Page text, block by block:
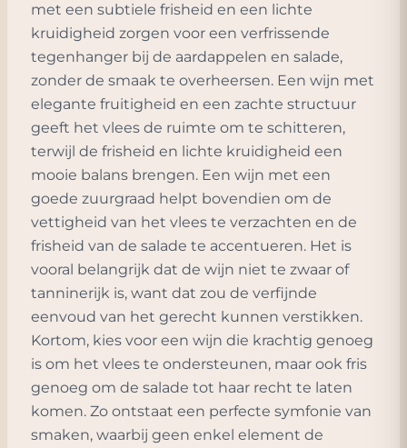
met een subtiele frisheid en een lichte
kruidigheid zorgen voor een verfrissende
tegenhanger bij de aardappelen en salade,
zonder de smaak te overheersen. Een wijn met
elegante fruitigheid en een zachte structuur
geeft het vlees de ruimte om te schitteren,
terwijl de frisheid en lichte kruidigheid een
mooie balans brengen. Een wijn met een
goede zuurgraad helpt bovendien om de
vettigheid van het vlees te verzachten en de
frisheid van de salade te accentueren. Het is
vooral belangrijk dat de wijn niet te zwaar of
tanninerijk is, want dat zou de verfijnde
eenvoud van het gerecht kunnen verstikken.
Kortom, kies voor een wijn die krachtig genoeg
is om het vlees te ondersteunen, maar ook fris
genoeg om de salade tot haar recht te laten
komen. Zo ontstaat een perfecte symfonie van
smaken, waarbij geen enkel element de